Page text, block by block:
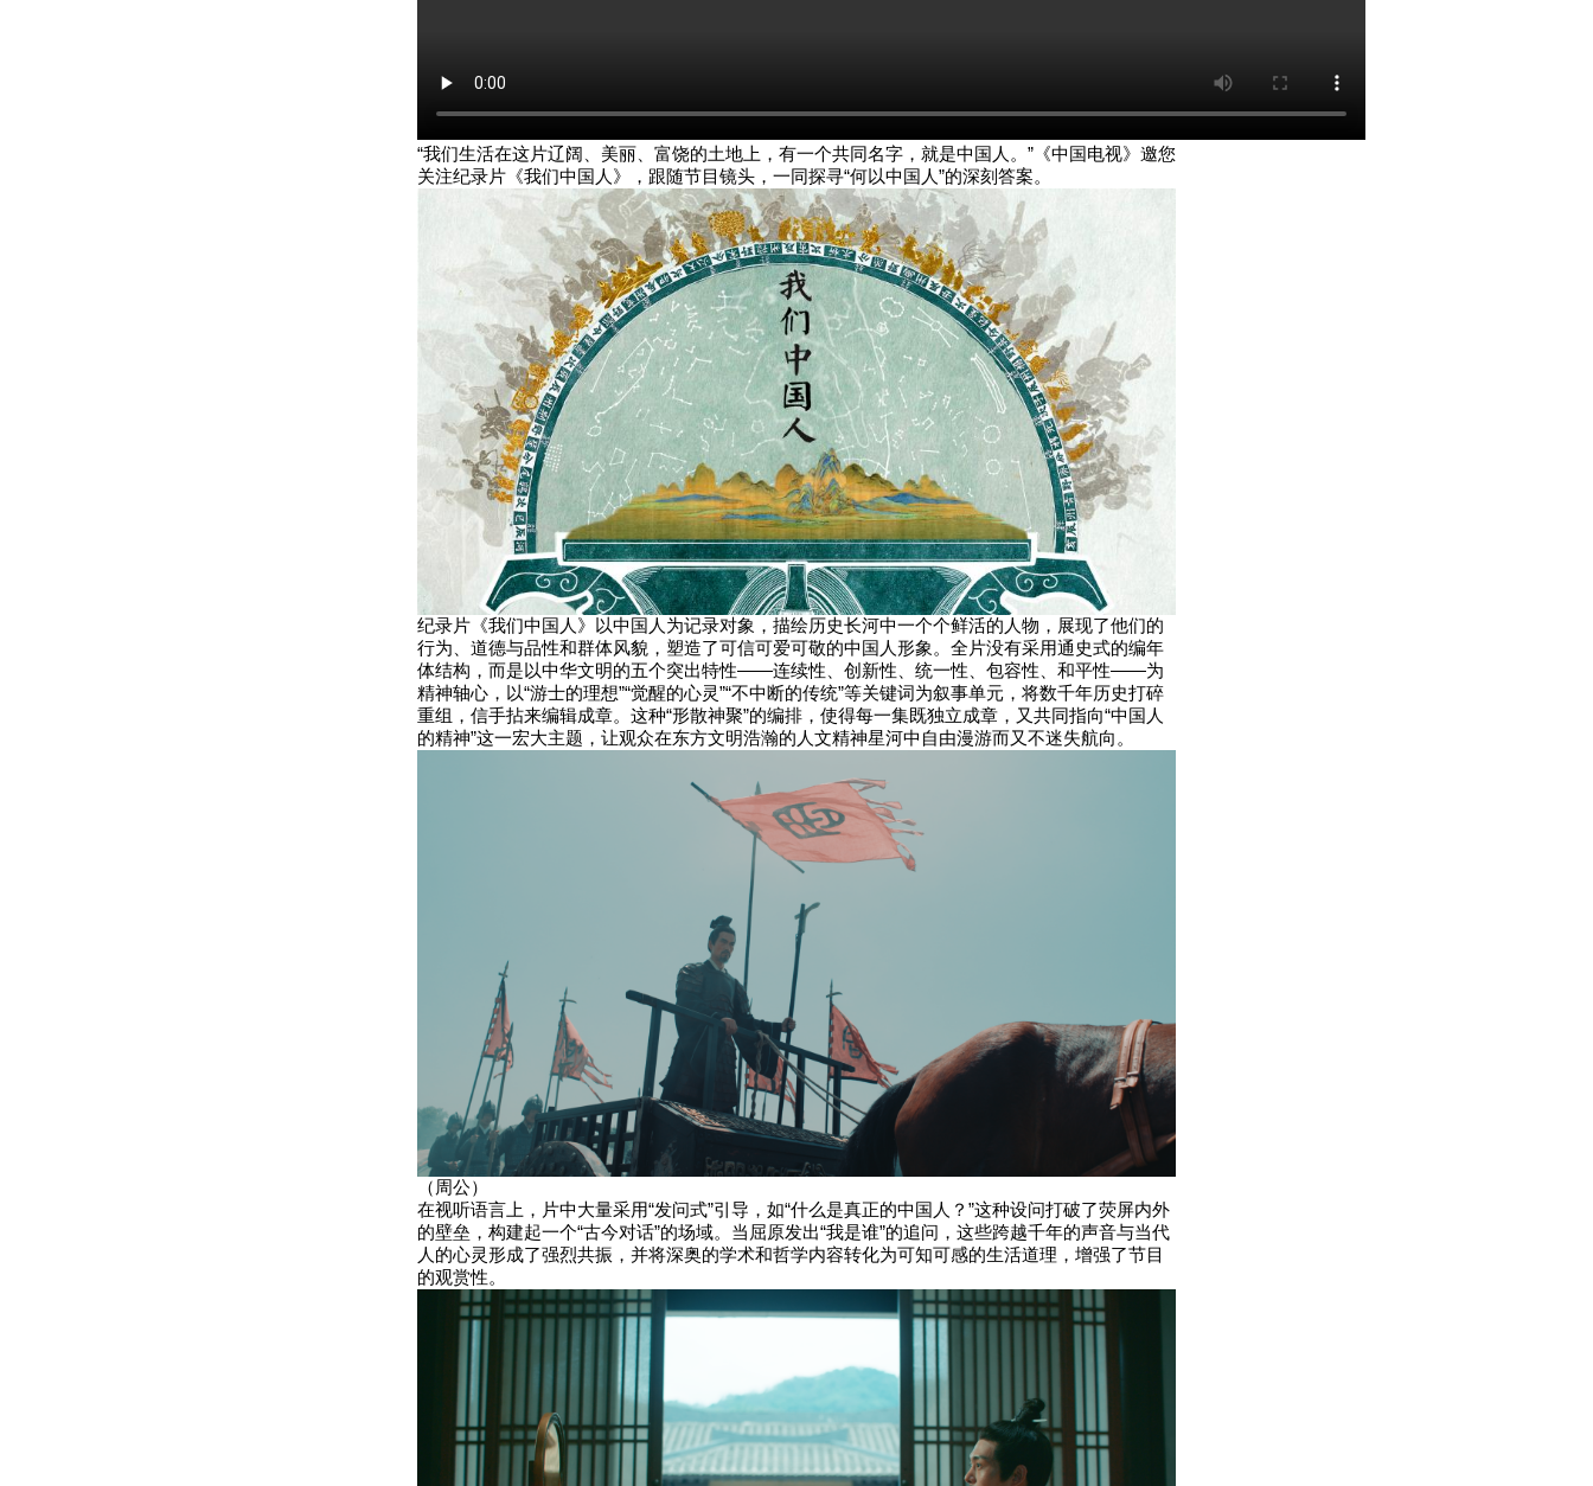
“我们生活在这片辽阔、美丽、富饶的土地上，有一个共同名字，就是中国人。”《中国电视》邀您
关注纪录片《我们中国人》，跟随节目镜头，一同探寻“何以中国人”的深刻答案。
纪录片《我们中国人》以中国人为记录对象，描绘历史长河中一个个鲜活的人物，展现了他们的
行为、道德与品性和群体风貌，塑造了可信可爱可敬的中国人形象。全片没有采用通史式的编年
体结构，而是以中华文明的五个突出特性——连续性、创新性、统一性、包容性、和平性——为
精神轴心，以“游士的理想”“觉醒的心灵”“不中断的传统”等关键词为叙事单元，将数千年历史打碎
重组，信手拈来编辑成章。这种“形散神聚”的编排，使得每一集既独立成章，又共同指向“中国人
的精神”这一宏大主题，让观众在东方文明浩瀚的人文精神星河中自由漫游而又不迷失航向。
（周公）
在视听语言上，片中大量采用“发问式”引导，如“什么是真正的中国人？”这种设问打破了荧屏内外
的壁垒，构建起一个“古今对话”的场域。当屈原发出“我是谁”的追问，这些跨越千年的声音与当代
人的心灵形成了强烈共振，并将深奥的学术和哲学内容转化为可知可感的生活道理，增强了节目
的观赏性。